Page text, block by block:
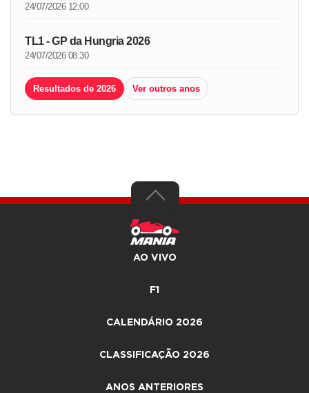
24/07/2026 12:00
TL1 - GP da Hungria 2026
24/07/2026 08:30
Resultados de 2026 Ver outros anos
AO VIVO
F1
CALENDÁRIO 2026
CLASSIFICAÇÃO 2026
ANOS ANTERIORES